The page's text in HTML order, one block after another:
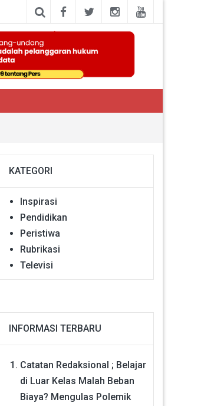
KATEGORI
Inspirasi
Pendidikan
Peristiwa
Rubrikasi
Televisi
INFORMASI TERBARU
Catatan Redaksional ; Belajar
di Luar Kelas Malah Beban
Biaya? Mengulas Polemik